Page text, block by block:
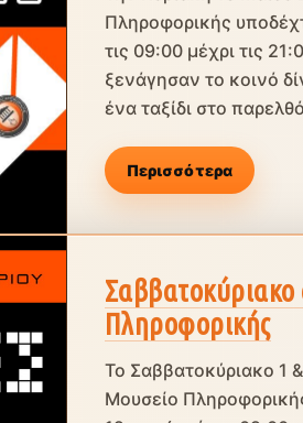
Πληροφορικής
τις 09:00 μέχρι τις
ξενάγησαν το κοινό
ένα ταξίδι στο
Περισσότερα
Πληροφορικής
Το Σαββατοκύριακο 1
Μουσείο